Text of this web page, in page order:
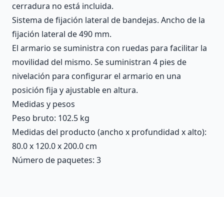
cerradura no está incluida.
Sistema de fijación lateral de bandejas. Ancho de la
fijación lateral de 490 mm.
El armario se suministra con ruedas para facilitar la
movilidad del mismo. Se suministran 4 pies de
nivelación para configurar el armario en una
posición fija y ajustable en altura.
Medidas y pesos
Peso bruto: 102.5 kg
Medidas del producto (ancho x profundidad x alto):
80.0 x 120.0 x 200.0 cm
Número de paquetes: 3